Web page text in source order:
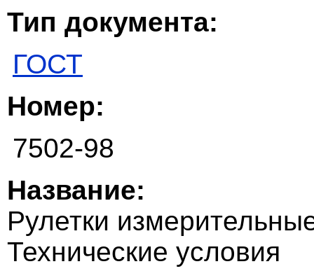
Тип документа:
ГОСТ
Номер:
7502-98
Название:
Рулетки
Технические условия